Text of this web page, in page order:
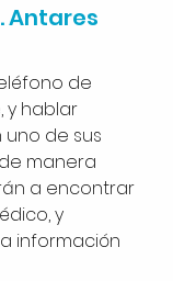
Antares
de
y hablar
de sus
manera
a encontrar
y
información